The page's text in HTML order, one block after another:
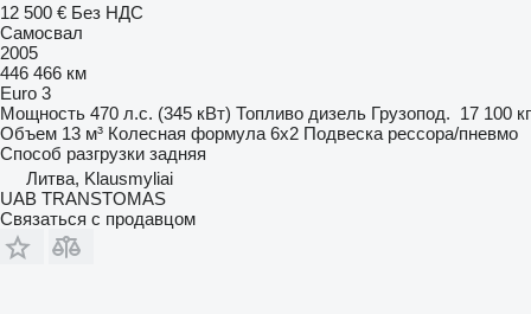
12 500 € Без НДС
Самосвал
2005
446 466 км
Euro 3
Мощность 470 л.с. (345 кВт) Топливо дизель Грузопод. 17 100 кг
Объем 13 м³ Колесная формула 6x2 Подвеска рессора/пневмо
Способ разгрузки задняя
Литва, Klausmyliai
UAB TRANSTOMAS
Связаться с продавцом